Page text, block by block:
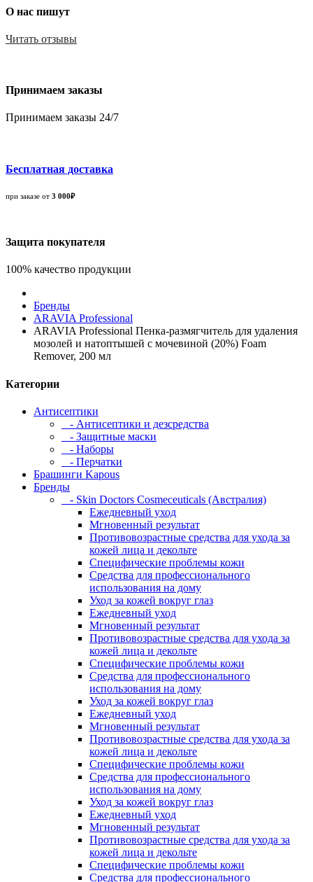
О нас пишут
Читать отзывы
Принимаем заказы
Принимаем заказы 24/7
Бесплатная доставка
при заказе от 3 000₽
Защита покупателя
100% качество продукции
Бренды
ARAVIA Professional
ARAVIA Professional Пенка-размягчитель для удаления
мозолей и натоптышей с мочевиной (20%) Foam
Remover, 200 мл
Категории
Антисептики
- Антисептики и дезсредства
- Защитные маски
- Наборы
- Перчатки
Брашинги Kapous
Бренды
- Skin Doctors Cosmeceuticals (Австралия)
Ежедневный уход
Мгновенный результат
Противовозрастные средства для ухода за
кожей лица и декольте
Специфические проблемы кожи
Средства для профессионального
использования на дому
Уход за кожей вокруг глаз
Ежедневный уход
Мгновенный результат
Противовозрастные средства для ухода за
кожей лица и декольте
Специфические проблемы кожи
Средства для профессионального
использования на дому
Уход за кожей вокруг глаз
Ежедневный уход
Мгновенный результат
Противовозрастные средства для ухода за
кожей лица и декольте
Специфические проблемы кожи
Средства для профессионального
использования на дому
Уход за кожей вокруг глаз
Ежедневный уход
Мгновенный результат
Противовозрастные средства для ухода за
кожей лица и декольте
Специфические проблемы кожи
Средства для профессионального